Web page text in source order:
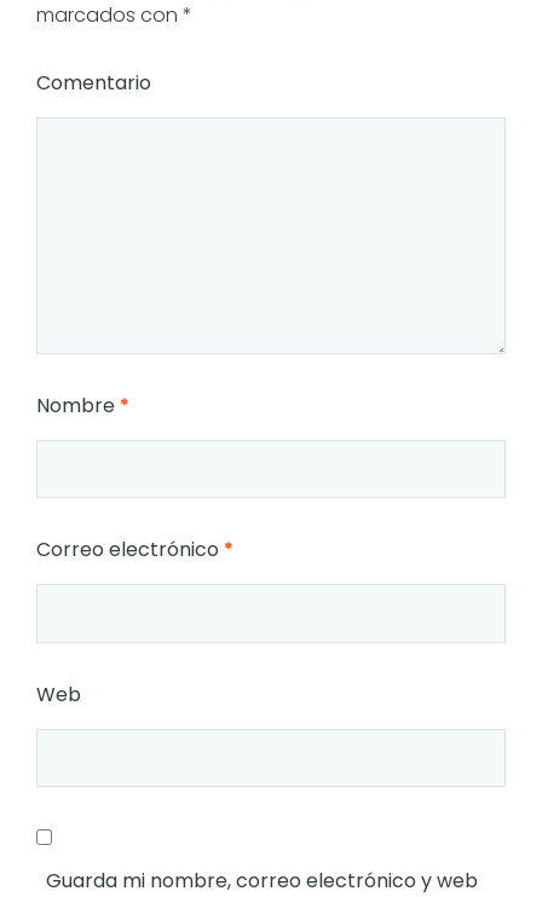
marcados con *
Comentario
Nombre *
Correo electrónico *
Web
Guarda mi nombre, correo electrónico y web